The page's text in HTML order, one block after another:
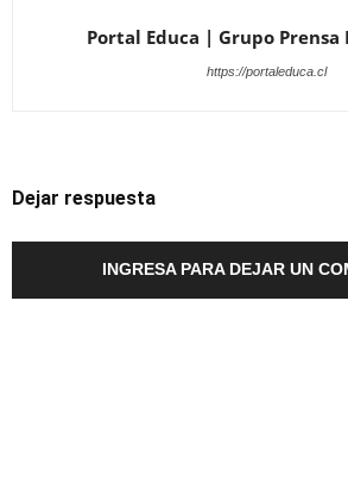
Portal Educa | Grupo
https://portaleduca.cl
Dejar respuesta
INGRESA PARA DEJAR UN